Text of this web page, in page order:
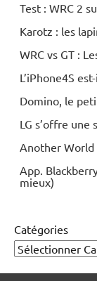
Test : WRC 2
Karotz : les
WRC vs GT :
L’iPhone4S
Domino, le
LG s’offre une
Another World
App.
mieux)
Catégories